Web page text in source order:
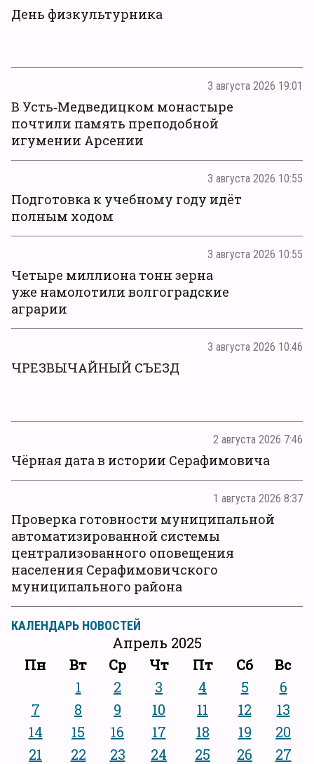
День физкультурника
3 августа 2026 19:01
В Усть‑Медведицком монастыре
почтили память преподобной
игумении Арсении
3 августа 2026 10:55
Подготовка к учебному году идёт
полным ходом
3 августа 2026 10:55
Четыре миллиона тонн зерна
уже намолотили волгоградские
аграрии
3 августа 2026 10:46
ЧРЕЗВЫЧАЙНЫЙ СЪЕЗД
2 августа 2026 7:46
Чёрная дата в истории Серафимовича
1 августа 2026 8:37
Проверка готовности муниципальной
автоматизированной системы
централизованного оповещения
населения Серафимовичского
муниципального района
КАЛЕНДАРЬ НОВОСТЕЙ
Апрель 2025
Пн
Вт Ср Чт Пт Сб Вс
1 2 3 4 5
6
7
8 9 10 11 12
13
14
15 16 17 18 19
20
21
22 23 24 25 26
27